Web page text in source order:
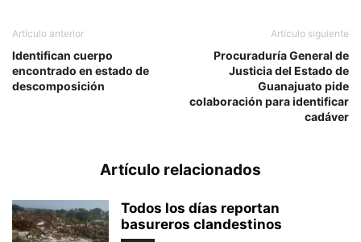
Artículo anterior
Identifican cuerpo
encontrado en estado de
descomposición
Artículo siguiente
Procuraduría General de
Justicia del Estado de
Guanajuato pide
colaboración para identificar
cadáver
Artículo relacionados
Todos los días reportan
basureros clandestinos